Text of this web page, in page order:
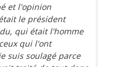
et l'opinion
le président
qui était l'homme
qui l'ont
suis soulagé parce